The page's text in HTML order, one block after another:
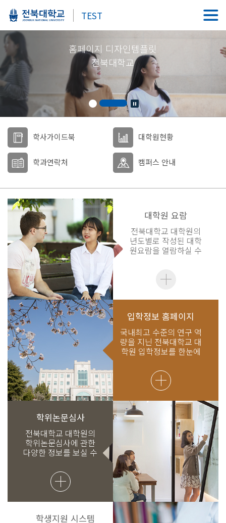
TEST
홈페이지 디자인템플릿
전북대학교
학사가이드북 대학원현황
학과연락처 캠퍼스 안내
대학원 요람
전북대학교 대학원의
년도별로 작성된 대학
원요람을 열람하실 수
입학정보 홈페이지
국내최고 수준의 연구 역
량을 지닌 전북대학교 대
학원 입학정보를 한눈에
학위논문심사
전북대학교 대학원의
학위논문심사에 관한
다양한 정보를 보실 수
학생지원 시스템